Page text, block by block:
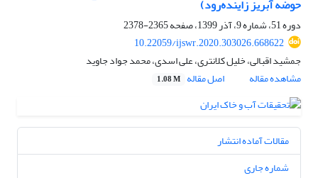
حوضه آبریز زاینده‌رود)
دوره 51، شماره 9، آذر 1399، صفحه
2365-2378
10.22059/ijswr.2020.303026.668622
جمشید اقبالی، خلیل کلانتری، علی اسدی، محمد جواد جاوید
مشاهده مقاله
اصل مقاله 1.08 M
مقالات آماده انتشار
شماره جاری